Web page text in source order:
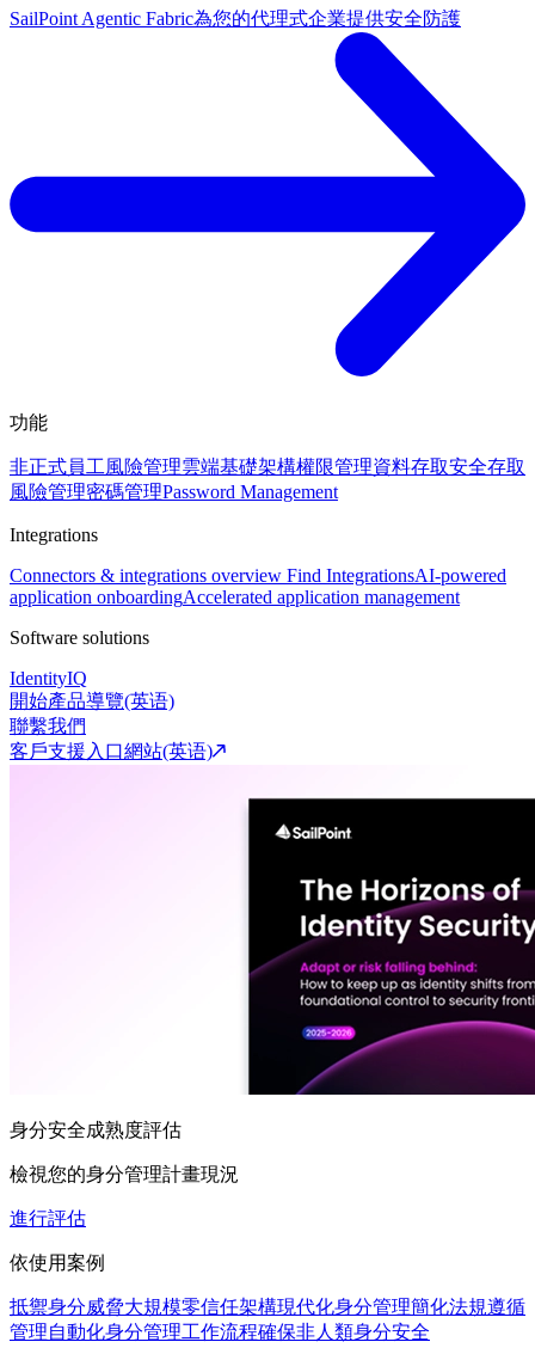
SailPoint Agentic Fabric為您的代理式企業提供安全防護
功能
非正式員工風險管理雲端基礎架構權限管理資料存取安全存取
風險管理密碼管理Password Management
Integrations
Connectors & integrations overview Find IntegrationsAI-powered
application onboardingAccelerated application management
Software solutions
IdentityIQ
開始產品導覽(英语)
聯繫我們
客戶支援入口網站(英语)
身分安全成熟度評估
檢視您的身分管理計畫現況
進行評估
依使用案例
抵禦身分威脅大規模零信任架構現代化身分管理簡化法規遵循
管理自動化身分管理工作流程確保非人類身分安全